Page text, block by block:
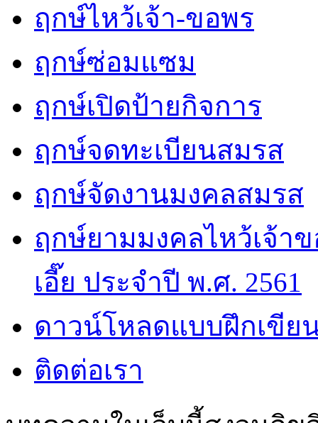
ฤกษ์ไหว้เจ้า-ขอพร
ฤกษ์ซ่อมแซม
ฤกษ์เปิดป้ายกิจการ
ฤกษ์จดทะเบียนสมรส
ฤกษ์จัดงานมงคลสมรส
ฤกษ์ยามมงคลไหว้เจ้า
เอี๊ย ประจำปี พ.ศ. 2561
ดาวน์โหลดแบบฝึกเขีย
ติดต่อเรา